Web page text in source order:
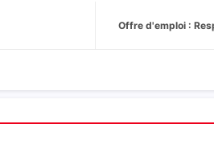
Offre d'emploi :